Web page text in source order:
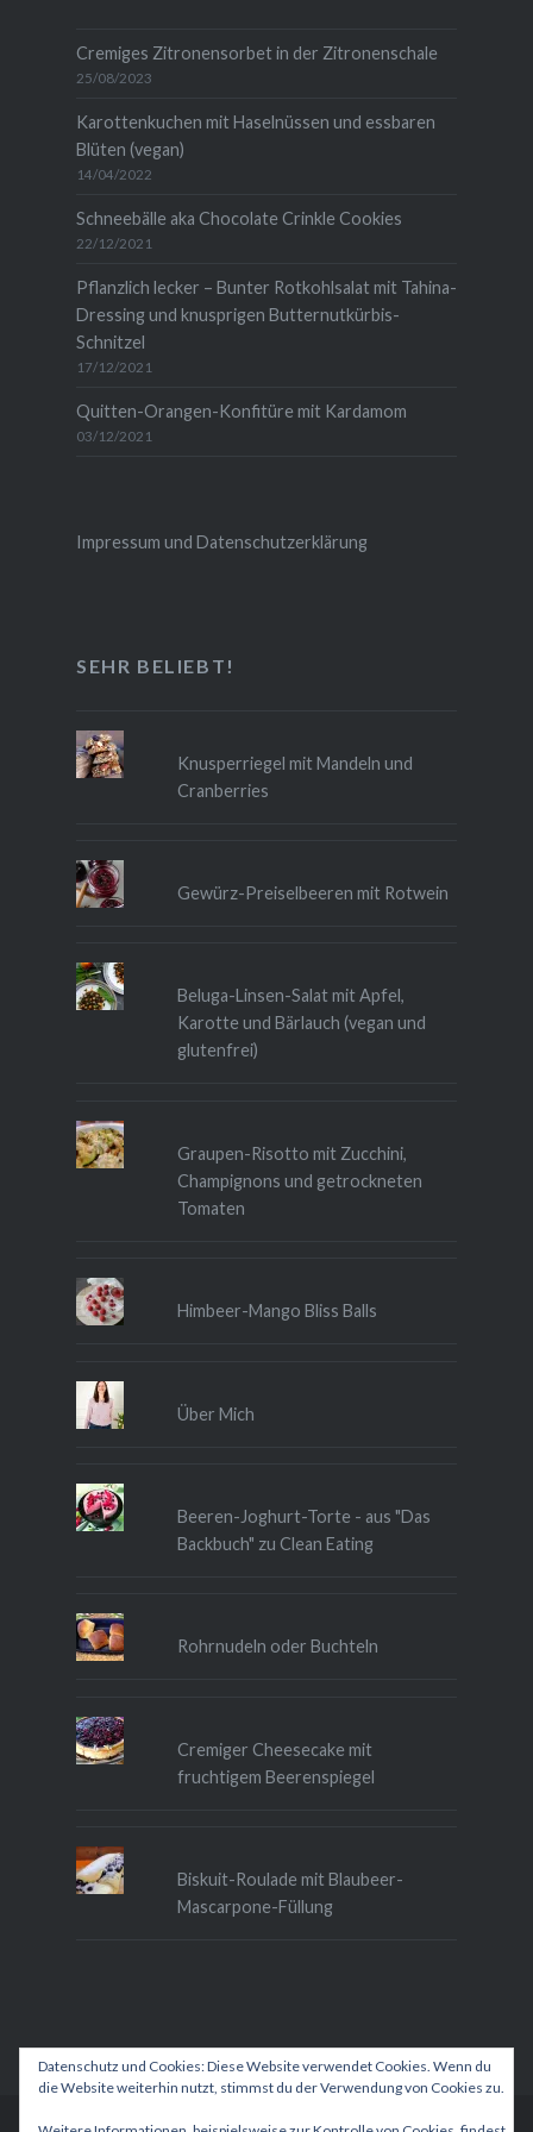
Cremiges Zitronensorbet in der Zitronenschale
25/08/2023
Karottenkuchen mit Haselnüssen und essbaren
Blüten (vegan)
14/04/2022
Schneebälle aka Chocolate Crinkle Cookies
22/12/2021
Pflanzlich lecker – Bunter Rotkohlsalat mit Tahina-
Dressing und knusprigen Butternutkürbis-
Schnitzel
17/12/2021
Quitten-Orangen-Konfitüre mit Kardamom
03/12/2021
Impressum und Datenschutzerklärung
SEHR BELIEBT!
Knusperriegel mit Mandeln und
Cranberries
Gewürz-Preiselbeeren mit Rotwein
Beluga-Linsen-Salat mit Apfel,
Karotte und Bärlauch (vegan und
glutenfrei)
Graupen-Risotto mit Zucchini,
Champignons und getrockneten
Tomaten
Himbeer-Mango Bliss Balls
Über Mich
Beeren-Joghurt-Torte - aus "Das
Backbuch" zu Clean Eating
Rohrnudeln oder Buchteln
Cremiger Cheesecake mit
fruchtigem Beerenspiegel
Biskuit-Roulade mit Blaubeer-
Mascarpone-Füllung
Datenschutz und Cookies: Diese Website verwendet Cookies. Wenn du
die Website weiterhin nutzt, stimmst du der Verwendung von Cookies zu.